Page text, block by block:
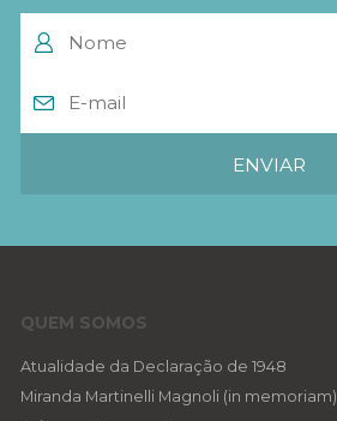
QUEM SOMOS
Atualidade da Declaração de 1948
Miranda Martinelli Magnoli (in memoriam)